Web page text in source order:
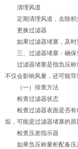
清理风道
定期清理风道，去除积
更换过滤器
如果过滤器堵塞，及时
三、过滤器堵塞：确保
过滤器堵塞是指负压称
不仅会影响风量，还可能导
（一）排查方法
检查过滤器状态
检查过滤器表面是否有
垢，可能是过滤器堵塞的原
检查压差指示器
如果负压称量柜配备压